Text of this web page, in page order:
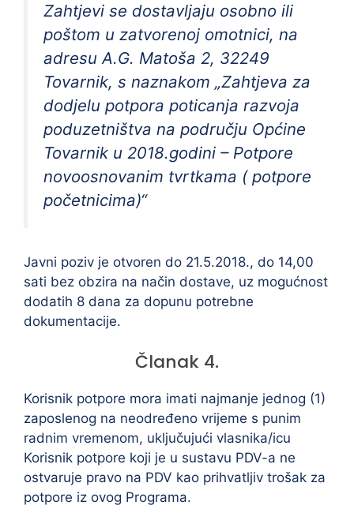
Zahtjevi se dostavljaju osobno ili
poštom u zatvorenoj omotnici, na
adresu A.G. Matoša 2, 32249
Tovarnik, s naznakom „Zahtjeva za
dodjelu potpora poticanja razvoja
poduzetništva na području Općine
Tovarnik u 2018.godini – Potpore
novoosnovanim tvrtkama ( potpore
početnicima)“
Javni poziv je otvoren do 21.5.2018., do 14,00
sati bez obzira na način dostave, uz mogućnost
dodatih 8 dana za dopunu potrebne
dokumentacije.
Članak 4.
Korisnik potpore mora imati najmanje jednog (1)
zaposlenog na neodređeno vrijeme s punim
radnim vremenom, uključujući vlasnika/icu
Korisnik potpore koji je u sustavu PDV-a ne
ostvaruje pravo na PDV kao prihvatljiv trošak za
potpore iz ovog Programa.